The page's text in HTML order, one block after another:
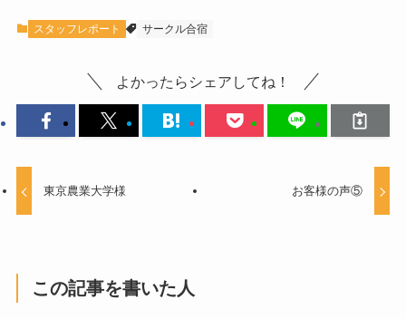
スタッフレポート サークル合宿
よかったらシェアしてね！
東京農業大学様 お客様の声⑤
この記事を書いた人